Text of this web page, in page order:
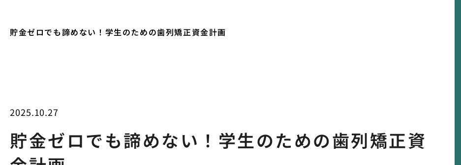
貯金ゼロでも諦めない！学生のための歯列矯正資金計画
2025.10.27
貯金ゼロでも諦めない！学生のための歯列矯正資